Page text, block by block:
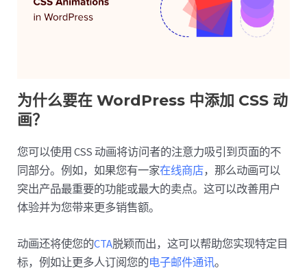
为什么要在 WordPress 中添加 CSS 动
画？
您可以使用 CSS 动画将访问者的注意力吸引到页面的不
同部分。例如，如果您有一家在线商店，那么动画可以
突出产品最重要的功能或最大的卖点。这可以改善用户
体验并为您带来更多销售额。
动画还将使您的CTA脱颖而出，这可以帮助您实现特定目
标，例如让更多人订阅您的电子邮件通讯。